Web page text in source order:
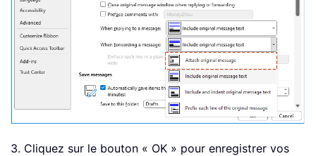
3. Cliquez sur le bouton « OK » pour enregistrer vos